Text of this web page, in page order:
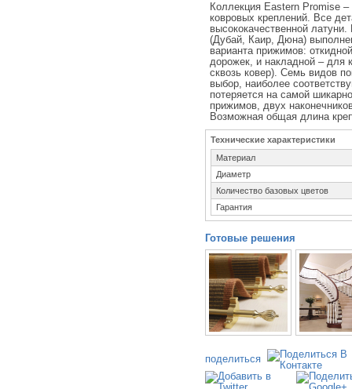
Коллекция Eastern Promise
ковровых креплений. Все
высококачественной
(Дубай, Каир, Дюна)
варианта прижимов:
дорожек, и накладной – для
сквозь ковер). Семь видов
выбор, наиболее
потеряется на самой
прижимов, двух
Возможная общая длина
Технические характеристики
Материал
Диаметр
Количество базовых цветов
Гарантия
Готовые решения
поделиться